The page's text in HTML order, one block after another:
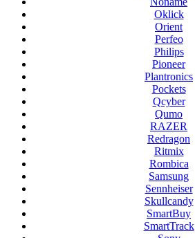
Oklick
Orient
Perfeo
Philips
Pioneer
Plantronics
Pockets
Qcyber
Qumo
RAZER
Redragon
Ritmix
Rombica
Samsung
Sennheiser
Skullcandy
SmartBuy
SmartTrack